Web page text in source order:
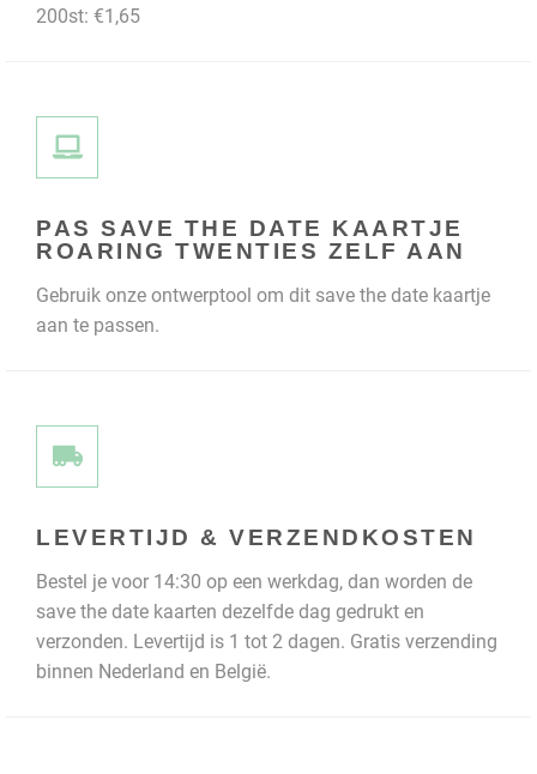
200st: €1,65
PAS SAVE THE DATE KAARTJE
ROARING TWENTIES ZELF AAN
Gebruik onze ontwerptool om dit save the date kaartje
aan te passen.
LEVERTIJD & VERZENDKOSTEN
Bestel je voor 14:30 op een werkdag, dan worden de
save the date kaarten dezelfde dag gedrukt en
verzonden. Levertijd is 1 tot 2 dagen. Gratis verzending
binnen Nederland en België.